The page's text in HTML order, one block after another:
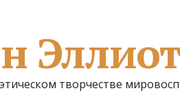
творчестве